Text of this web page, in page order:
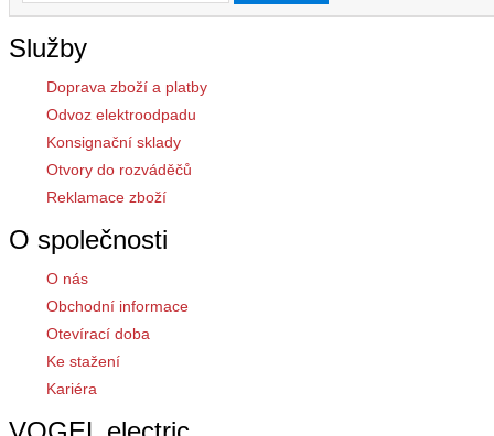
Služby
Doprava zboží a platby
Odvoz elektroodpadu
Konsignační sklady
Otvory do rozváděčů
Reklamace zboží
O společnosti
O nás
Obchodní informace
Otevírací doba
Ke stažení
Kariéra